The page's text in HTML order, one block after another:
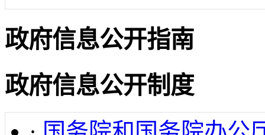
政府信息公开指南
政府信息公开制度